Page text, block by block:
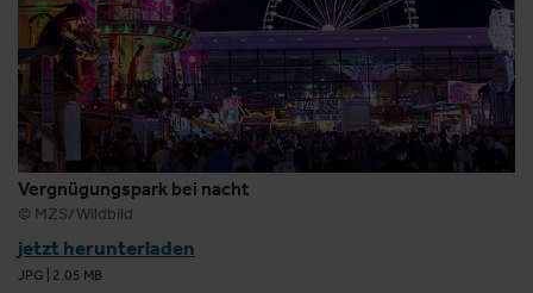
Vergnügungspark bei nacht
© MZS/Wildbild
jetzt herunterladen
JPG 2.05 MB